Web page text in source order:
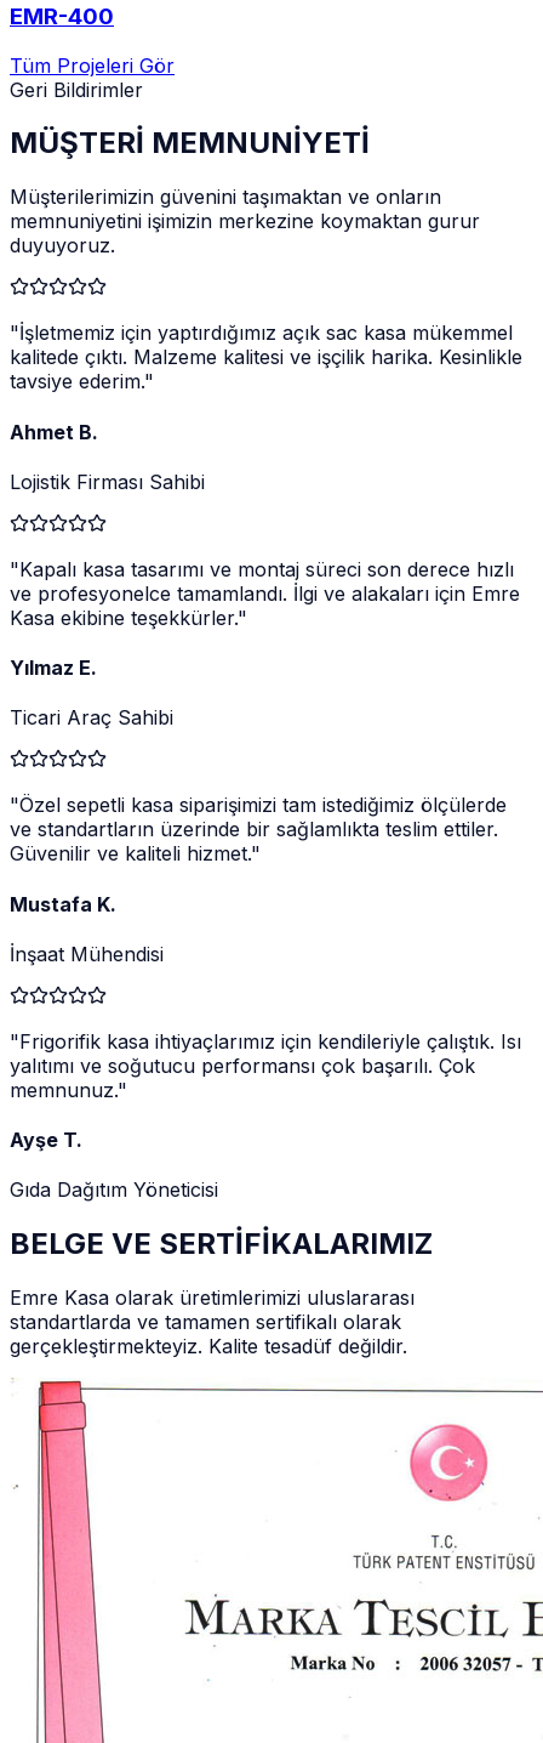
EMR-400
Tüm Projeleri Gör
Geri Bildirimler
MÜŞTERİ MEMNUNİYETİ
Müşterilerimizin güvenini taşımaktan ve onların
memnuniyetini işimizin merkezine koymaktan gurur
duyuyoruz.
"İşletmemiz için yaptırdığımız açık sac kasa mükemmel
kalitede çıktı. Malzeme kalitesi ve işçilik harika. Kesinlikle
tavsiye ederim."
Ahmet B.
Lojistik Firması Sahibi
"Kapalı kasa tasarımı ve montaj süreci son derece hızlı
ve profesyonelce tamamlandı. İlgi ve alakaları için Emre
Kasa ekibine teşekkürler."
Yılmaz E.
Ticari Araç Sahibi
"Özel sepetli kasa siparişimizi tam istediğimiz ölçülerde
ve standartların üzerinde bir sağlamlıkta teslim ettiler.
Güvenilir ve kaliteli hizmet."
Mustafa K.
İnşaat Mühendisi
"Frigorifik kasa ihtiyaçlarımız için kendileriyle çalıştık. Isı
yalıtımı ve soğutucu performansı çok başarılı. Çok
memnunuz."
Ayşe T.
Gıda Dağıtım Yöneticisi
BELGE VE SERTİFİKALARIMIZ
Emre Kasa olarak üretimlerimizi uluslararası
standartlarda ve tamamen sertifikalı olarak
gerçekleştirmekteyiz. Kalite tesadüf değildir.